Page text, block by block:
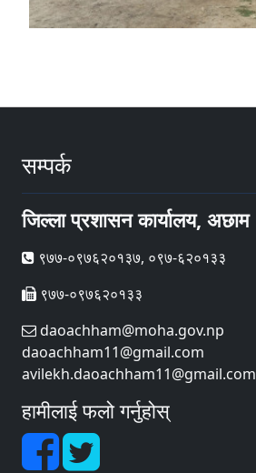
सम्पर्क
जिल्ला प्रशासन कार्यालय, अछाम
९७७-०९७६२०१३७, ०९७-६२०१३३
९७७-०९७६२०१३३
daoachham@moha.gov.np
daoachham11@gmail.com
avilekh.daoachham11@gmail.com
हामीलाई फलो गर्नुहोस्